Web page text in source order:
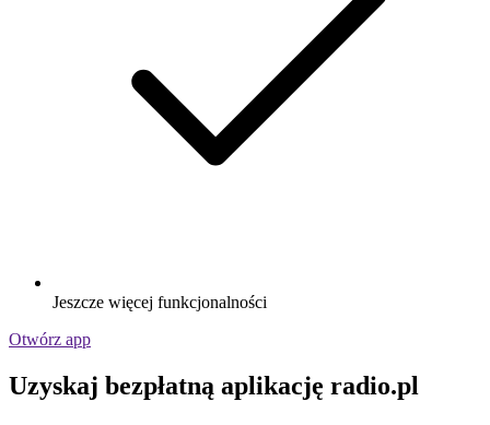
Jeszcze więcej funkcjonalności
Otwórz app
Uzyskaj bezpłatną aplikację radio.pl